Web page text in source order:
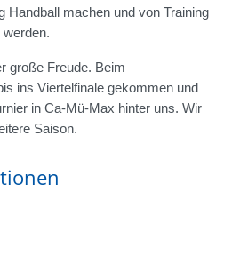
Handball machen und von Training
große Freude. Beim
ins Viertelfinale gekommen und
in Ca-Mü-Max hinter uns. Wir
Saison.